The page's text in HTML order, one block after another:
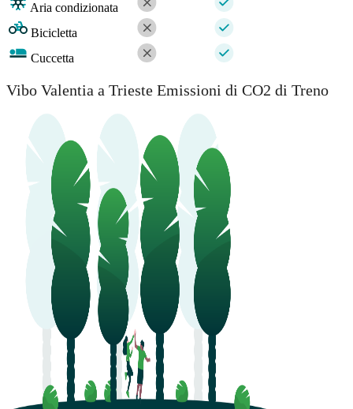
Aria condizionata
Bicicletta
Cuccetta
Vibo Valentia a Trieste Emissioni di CO2 di Treno